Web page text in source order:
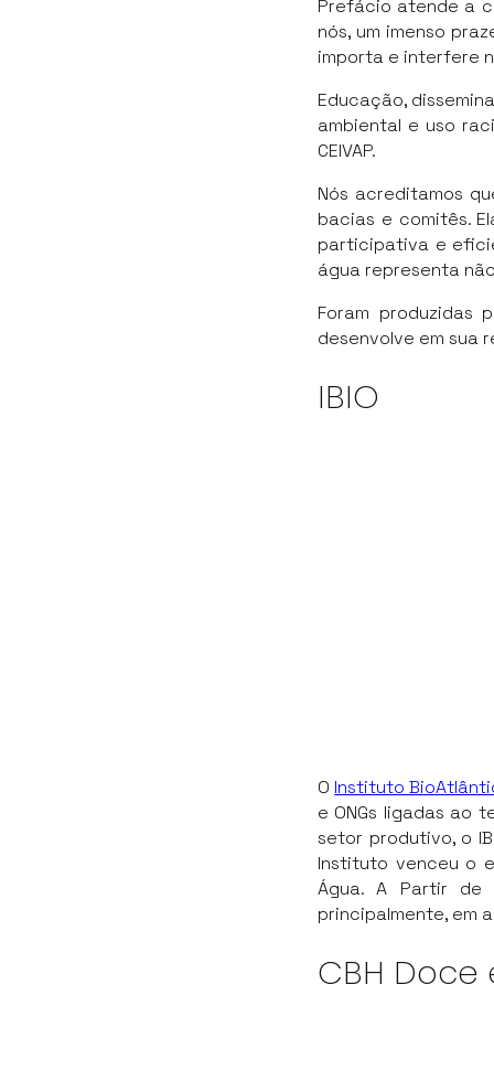
Prefácio atende a
nós, um imenso
importa e interfere
Educação,
ambiental e uso
CEIVAP.
Nós acreditamos
bacias e comitês.
participativa e
água representa
Foram produzidas
desenvolve em sua
IBIO
O Instituto
e ONGs ligadas ao
setor produtivo, o
Instituto venceu o
Água. A Partir de
principalmente, em
CBH